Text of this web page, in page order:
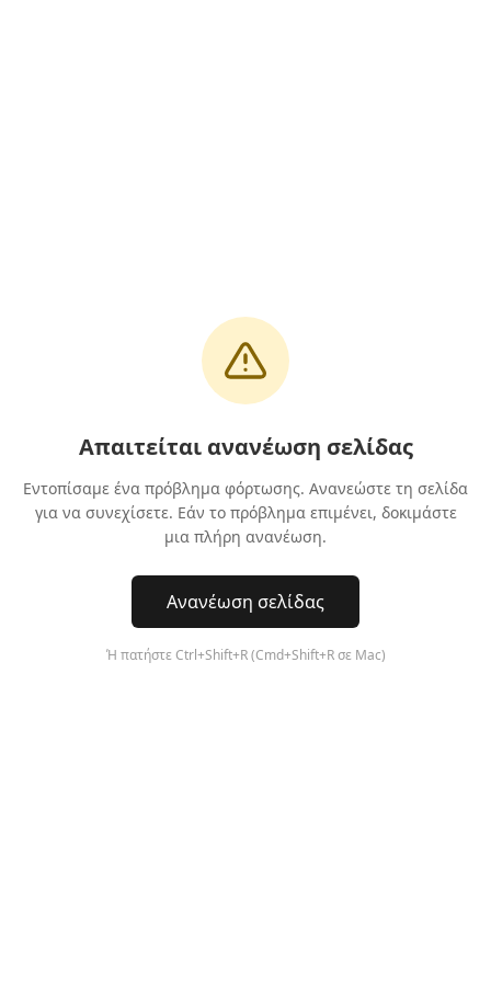
Απαιτείται ανανέωση σελίδας
Εντοπίσαμε ένα πρόβλημα φόρτωσης. Ανανεώστε τη σελίδα
για να συνεχίσετε. Εάν το πρόβλημα επιμένει, δοκιμάστε
μια πλήρη ανανέωση.
Ανανέωση σελίδας
Ή πατήστε Ctrl+Shift+R (Cmd+Shift+R σε Mac)